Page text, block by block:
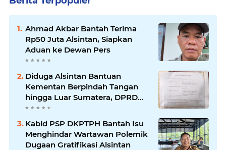
Ahmad Akbar Bantah Terima
Rp50 Juta Alsintan, Siapkan
Aduan ke Dewan Pers
Diduga Alsintan Bantuan
Kementan Berpindah Tangan
hingga Luar Sumatera, DPRD
Sumsel Minta Aparat Usut
Tuntas
Kabid PSP DKPTPH Bantah Isu
Menghindar Wartawan Polemik
Dugaan Gratifikasi Alsintan